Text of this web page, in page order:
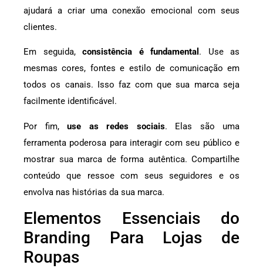
ajudará a criar uma conexão emocional com seus
clientes.
Em seguida, consistência é fundamental . Use as
mesmas cores, fontes e estilo de comunicação em
todos os canais. Isso faz com que sua marca seja
facilmente identificável.
Por fim, use as redes sociais. Elas são uma
ferramenta poderosa para interagir com seu público e
mostrar sua marca de forma autêntica. Compartilhe
conteúdo que ressoe com seus seguidores e os
envolva nas histórias da sua marca.
Elementos Essenciais do
Branding Para Lojas de
Roupas